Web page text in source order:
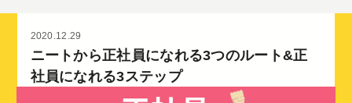
2020.12.29
ニートから正社員になれる3つのルート&正
社員になれる3ステップ